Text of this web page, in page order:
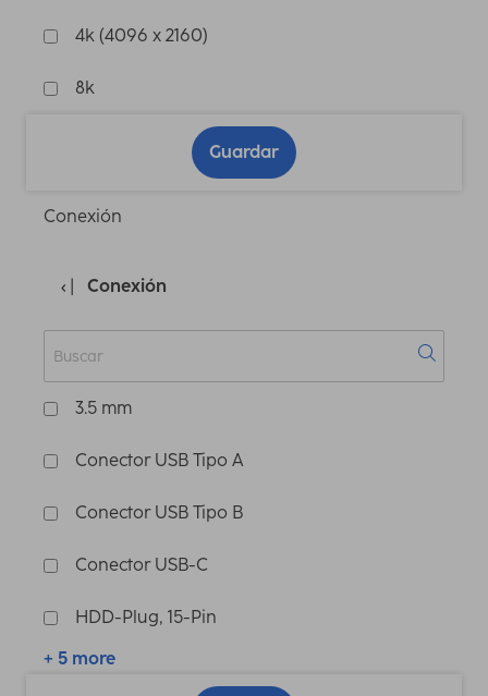
4k (4096 x 2160)
8k
Guardar
Conexión
Conexión
3.5 mm
Conector USB Tipo A
Conector USB Tipo B
Conector USB-C
HDD-Plug, 15-Pin
+ 5 more